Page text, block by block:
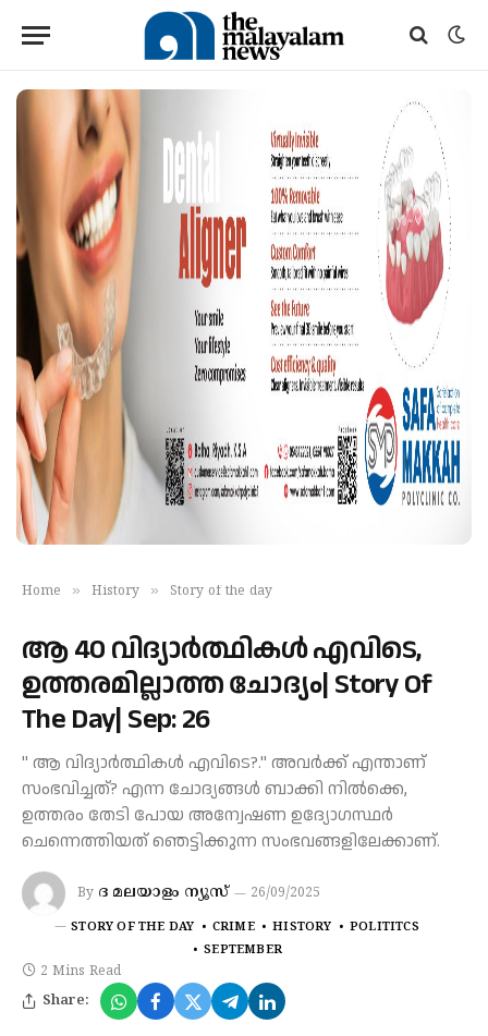
Home » History » Story of the day
ആ 40 വിദ്യാർത്ഥികൾ എവിടെ,
ഉത്തരമില്ലാത്ത ചോദ്യം| Story Of
The Day| Sep: 26
" ആ വിദ്യാർത്ഥികൾ എവിടെ?." അവർക്ക് എന്താണ്
സംഭവിച്ചത്? എന്ന ചോദ്യങ്ങൾ ബാക്കി നിൽക്കെ,
ഉത്തരം തേടി പോയ അന്വേഷണ ഉദ്യോഗസ്ഥർ
ചെന്നെത്തിയത് ഞെട്ടിക്കുന്ന സംഭവങ്ങളിലേക്കാണ്.
By ദ മലയാളം ന്യൂസ് 26/09/2025
STORY OF THE DAY CRIME HISTORY
POLITITCS
SEPTEMBER
2 Mins Read
Share: